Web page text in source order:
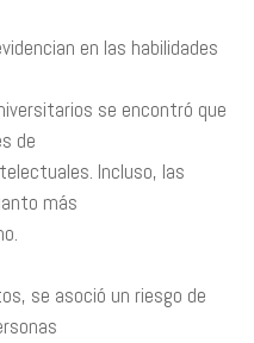
en las habilidades
se encontró que
de
Incluso, las
más
se asoció un riesgo de